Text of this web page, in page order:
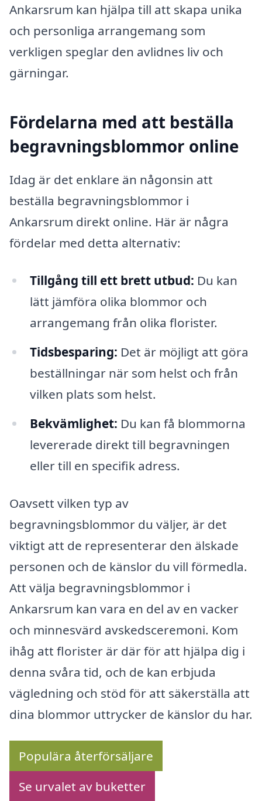
Ankarsrum kan hjälpa till att skapa unika
och personliga arrangemang som
verkligen speglar den avlidnes liv och
gärningar.
Fördelarna med att beställa
begravningsblommor online
Idag är det enklare än någonsin att
beställa begravningsblommor i
Ankarsrum direkt online. Här är några
fördelar med detta alternativ:
Tillgång till ett brett utbud: Du kan
lätt jämföra olika blommor och
arrangemang från olika florister.
Tidsbesparing: Det är möjligt att göra
beställningar när som helst och från
vilken plats som helst.
Bekvämlighet: Du kan få blommorna
levererade direkt till begravningen
eller till en specifik adress.
Oavsett vilken typ av
begravningsblommor du väljer, är det
viktigt att de representerar den älskade
personen och de känslor du vill förmedla.
Att välja begravningsblommor i
Ankarsrum kan vara en del av en vacker
och minnesvärd avskedsceremoni. Kom
ihåg att florister är där för att hjälpa dig i
denna svåra tid, och de kan erbjuda
vägledning och stöd för att säkerställa att
dina blommor uttrycker de känslor du har.
Populära återförsäljare
Se urvalet av buketter